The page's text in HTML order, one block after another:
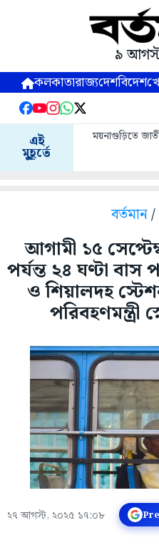
৯
কলকাতারাজ্যদেশবিদেশ
এই
মুহূর্তে
ময়নাগুড়িতে
বর্তমান/
আগামী ১৫
পর্যন্ত ২৪ ঘণ্টা বাস
ও শিয়ালদহ
পরিবহণমন্ত্রী
২৭ আগস্ট, ২০২৫ ১৭:০৮